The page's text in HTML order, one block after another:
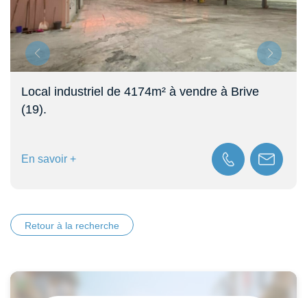
Local industriel de 4174m² à vendre à Brive
(19).
En savoir +
Retour à la recherche